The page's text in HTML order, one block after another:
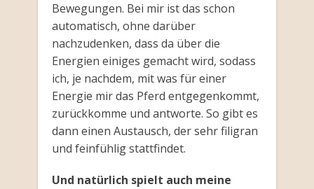
Bewegungen. Bei mir ist das schon
automatisch, ohne darüber
nachzudenken, dass da über die
Energien einiges gemacht wird, sodass
ich, je nachdem, mit was für einer
Energie mir das Pferd entgegenkommt,
zurückkomme und antworte. So gibt es
dann einen Austausch, der sehr filigran
und feinfühlig stattfindet.
Und natürlich spielt auch meine